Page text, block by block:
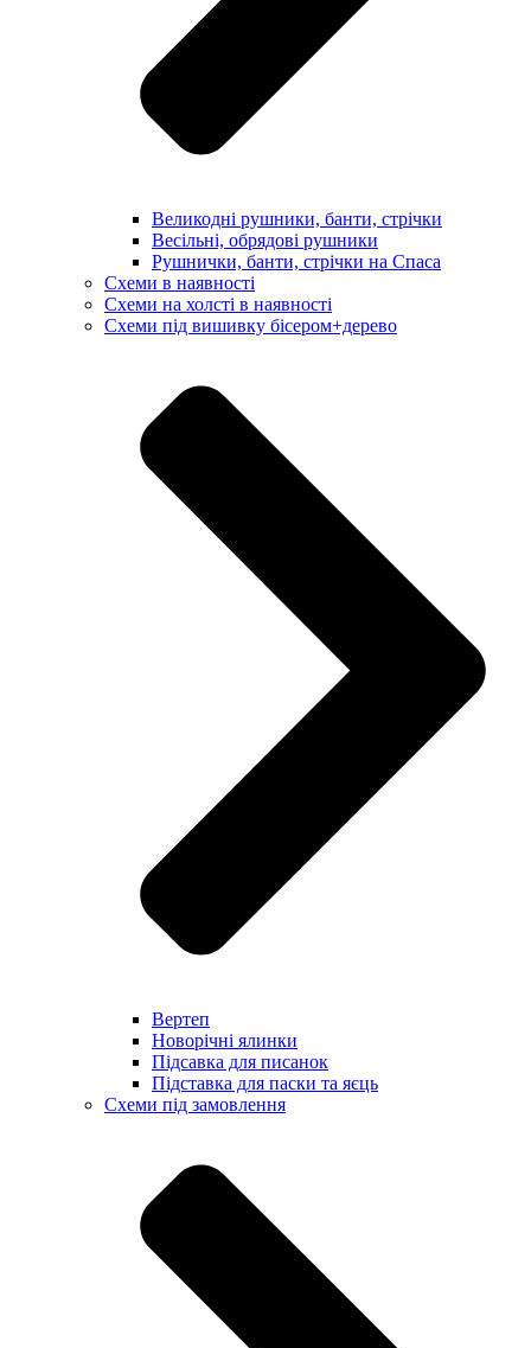
Великодні рушники, банти, стрічки
Весільні, обрядові рушники
Рушнички, банти, стрічки на Спаса
Схеми в наявності
Схеми на холсті в наявності
Схеми під вишивку бісером+дерево
Вертеп
Новорічні ялинки
Підсавка для писанок
Підставка для паски та яєць
Схеми під замовлення